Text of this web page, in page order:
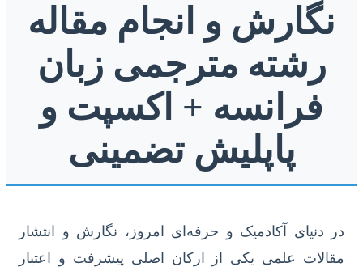
نگارش و انجام مقاله
رشته مترجمی زبان
فرانسه + اکسپت و
پاپلیش تضمینی
در دنیای آکادمیک و حرفه‌ای امروز، نگارش و انتشار
مقالات علمی یکی از ارکان اصلی پیشرفت و اعتبار